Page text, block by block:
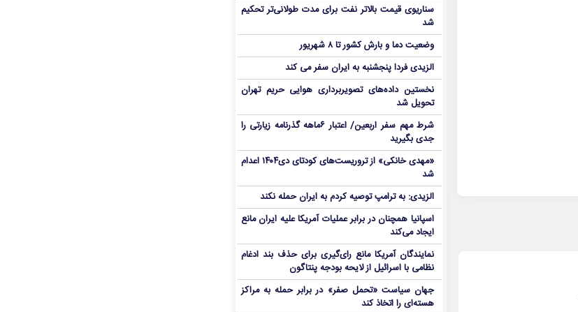
سناریوی قیمت بالاتر نفت برای مدت طولانی‌تر تحکیم
شد
وضعیت دما و بارش کشور تا ۸ شهریور
الزیدی فردا پنجشنبه به ایران سفر می کند
نخستین داده‌های تصویربرداری هوایی حریم تهران
تحویل شد
شرط مهم سفر اربعین/ اعتبار ۶ماهه گذرنامه زیارتی را
جدی بگیرید
«مهدی خانکی» از تروریست‌های کودتای دی۱۴۰۴ اعدام
شد
الزیدی: به ترامپ توصیه کردم به ایران حمله نکند
اسپانیا همچنان در برابر عملیات آمریکا علیه ایران مانع
ایجاد می‌کند
نمایندگان آمریکا مانع رای‌گیری برای حذف بند ادغام
نظامی با اسرائیل از لایحه بودجه پنتاگون
جهان سیاست «تحمل صفر» در برابر حمله به مراکز
هسته‌ای را اتخاذ کند